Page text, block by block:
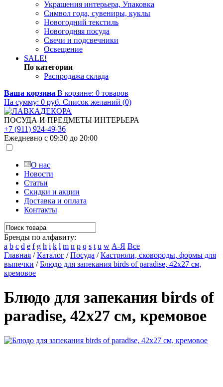
Украшения интерьера, Упаковка
Символ года, сувениры, куклы
Новогодний текстиль
Новогодняя посуда
Свечи и подсвечники
Освещение
SALE!
По категории
Распродажа склада
Ваша корзина В корзине: 0 товаров
На сумму: 0 руб. Список желаний (0)
ПОСУДА И ПРЕДМЕТЫ ИНТЕРЬЕРА
+7 (911) 924-49-36
Ежедневно с 09:30 до 20:00
О нас
Новости
Статьи
Скидки и акции
Доставка и оплата
Контакты
Бренды по алфавиту:
a b c d e f g h i k l m n p q s t u w А-Я Все
Главная /Каталог /Посуда /Кастрюли, сковороды, формы для
выпечки /Блюдо для запекания birds of paradise, 42х27 см,
кремовое
Блюдо для запекания birds of
paradise, 42х27 см, кремовое